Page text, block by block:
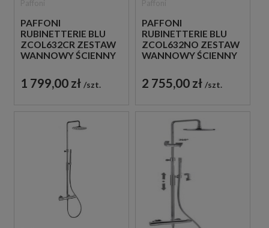
PAFFONI
RUBINETTERIE BLU
ZCOL632CR ZESTAW
WANNOWY ŚCIENNY
1 799,00 zł szt.
PAFFONI
RUBINETTERIE BLU
ZCOL632NO ZESTAW
WANNOWY ŚCIENNY
2 755,00 zł szt.